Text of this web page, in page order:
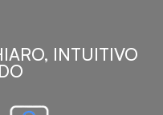
INTUITIVO